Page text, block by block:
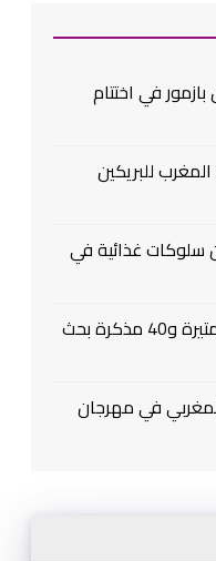
في اختتام
للبريكين
سلوكات غذائية في
سقوط (الإمبراطور) بعد مطاردة متيرة و40 مذكرة بحث
في مهرجان